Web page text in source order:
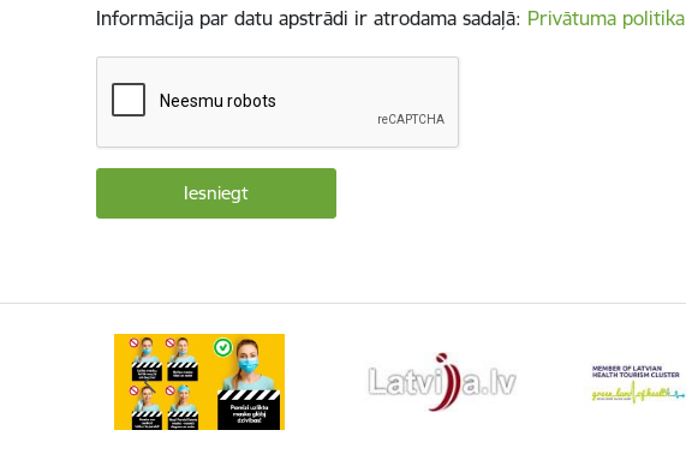
Informācija par datu apstrādi ir atrodama sadaļā: Privātuma politika